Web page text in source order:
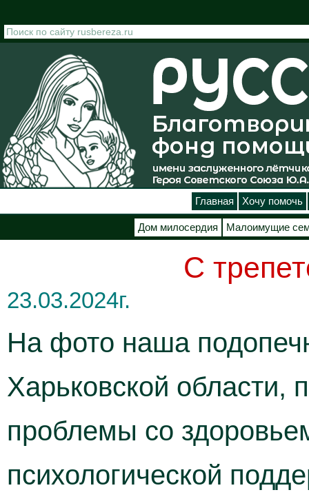
Главная Хочу помочь
Дом милосердия Малоимущие
С
23.03.2024г.
На фото наша
Харьковской области,
проблемы со
психологической